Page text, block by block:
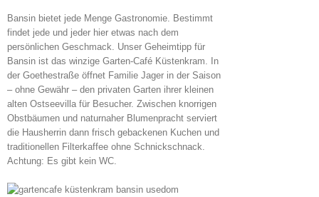
Bansin bietet jede Menge Gastronomie. Bestimmt
findet jede und jeder hier etwas nach dem
persönlichen Geschmack. Unser Geheimtipp für
Bansin ist das winzige Garten-Café Küstenkram. In
der Goethestraße öffnet Familie Jager in der Saison
– ohne Gewähr – den privaten Garten ihrer kleinen
alten Ostseevilla für Besucher. Zwischen knorrigen
Obstbäumen und naturnaher Blumenpracht serviert
die Hausherrin dann frisch gebackenen Kuchen und
traditionellen Filterkaffee ohne Schnickschnack.
Achtung: Es gibt kein WC.